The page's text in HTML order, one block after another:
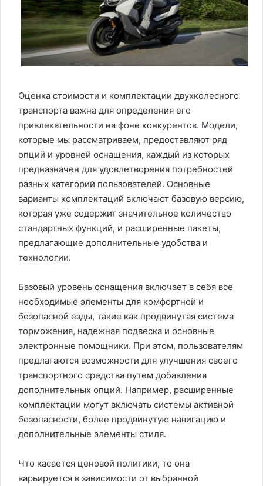
Оценка стоимости и комплектации двухколесного
транспорта важна для определения его
привлекательности на фоне конкурентов. Модели,
которые мы рассматриваем, предоставляют ряд
опций и уровней оснащения, каждый из которых
предназначен для удовлетворения потребностей
разных категорий пользователей. Основные
варианты комплектаций включают базовую версию,
которая уже содержит значительное количество
стандартных функций, и расширенные пакеты,
предлагающие дополнительные удобства и
технологии.
Базовый уровень оснащения включает в себя все
необходимые элементы для комфортной и
безопасной езды, такие как продвинутая система
торможения, надежная подвеска и основные
электронные помощники. При этом, пользователям
предлагаются возможности для улучшения своего
транспортного средства путем добавления
дополнительных опций. Например, расширенные
комплектации могут включать системы активной
безопасности, более продвинутую навигацию и
дополнительные элементы стиля.
Что касается ценовой политики, то она
варьируется в зависимости от выбранной